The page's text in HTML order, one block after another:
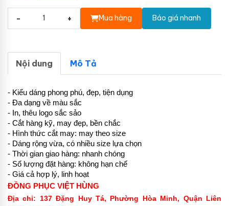
- + Mua hàng Báo giá nhanh
Nội dung Mô Tả
- Kiểu dáng phong phú, đẹp, tiện dụng
- Đa dạng về màu sắc
- In, thêu logo sắc sảo
- Cắt hàng kỹ, may đẹp, bền chắc
- Hình thức cắt may: may theo size
- Dáng rộng vừa, có nhiều size lựa chọn
- Thời gian giao hàng: nhanh chóng
- Số lượng đặt hàng: không hạn chế
- Giá cả hợp lý, linh hoạt
ĐỒNG PHỤC VIỆT HÙNG
Địa chỉ: 137 Đặng Huy Tá, Phường Hòa Minh, Quận Liên